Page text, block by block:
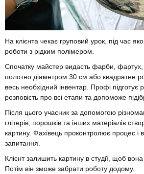
На клієнта чекає груповий урок, під час
роботи з рідким полімером.
Спочатку майстер видасть фарби, фартух,
полотно діаметром 30 см або квадратне
весь необхідний інвентар. Профі підготує
розповість про всі етапи та допоможе
Після цього учасник за допомогою
глітерів, порошків та інших матеріалів
картину. Фахівець проконтролює процес і
запитання.
Клієнт залишить картину в студії, щоб
Потім він зможе забрати роботу додому.